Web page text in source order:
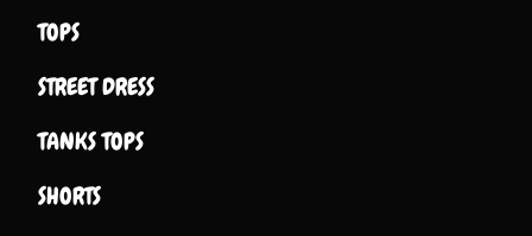
TOPS
STREET DRESS
TANKS TOPS
SHORTS